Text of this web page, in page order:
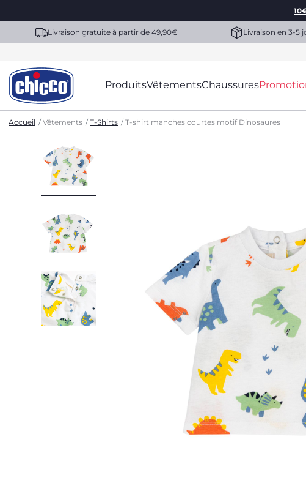
Livraison gratuite à partir de 49,90€ Livraison en 3-5
ProduitsVêtementsChaussures
Accueil Vêtements T-Shirts T-shirt manches courtes motif Dinosaures